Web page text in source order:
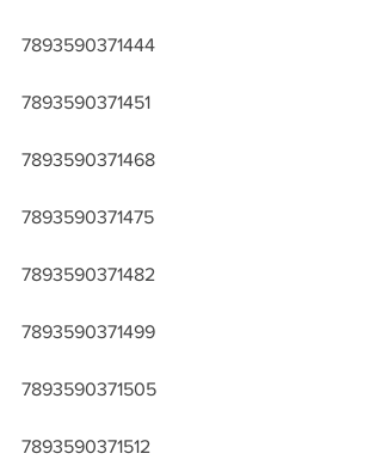
7893590371444
7893590371451
7893590371468
7893590371475
7893590371482
7893590371499
7893590371505
7893590371512